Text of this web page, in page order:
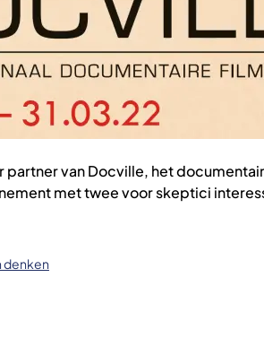
partner van Docville, het
met twee voor skeptici
denken